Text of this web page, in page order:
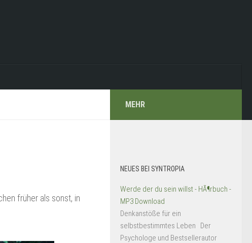
früher als sonst, in
MEHR
NEUES BEI SYNTROPIA
Werde der du sein willst - HÃ¶rbuch -
MP3 Download
Denkanstöße für ein
selbstbestimmtes Leben Der
Psychologe und Bestsellerautor